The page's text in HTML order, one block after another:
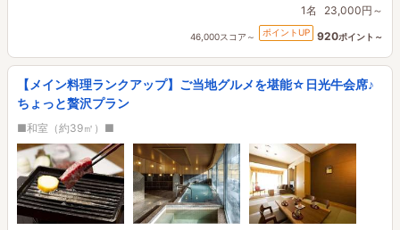
1名 23,000円～
46,000スコア～ ポイントUP 920ポイント～
【メイン料理ランクアップ】ご当地グルメを堪能☆日光牛会席♪
ちょっと贅沢プラン
■和室（約39㎡）■